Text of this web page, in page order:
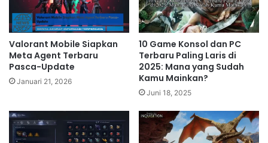
Perjalanan Epik dengan Mekanik
Baru yang Lebih Modern
1 hari ago
Mengapa Mafia The Old Country
Layak Masuk Daftar Game PC &
Konsol Paling Dinanti Tahun Ini
Valorant Mobile Siapkan
Meta Agent Terbaru
Pasca-Update
Januari 21, 2026
10 Game Konsol dan PC
Terbaru Paling Laris di
2025: Mana yang Sudah
Kamu Mainkan?
Juni 18, 2025